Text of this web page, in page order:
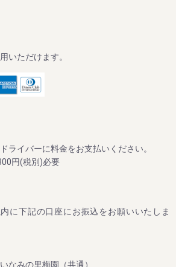
】原料価格高騰に伴う納入価格変更に
したが、本年度の青梅が近年にない
料価格の高騰、資材、運搬費、人件費
などにより、価格の見直しを余儀なく
た。
お願い事ではございますが、2024年
格改正（値上げ）を行わせていただき
くださいますようお願い申し上げま
いただけます。
ライバーに料金をお支払いください。
円(税別)必要
に下記の口座にお振込をお願いいたしま
なみの里梅園（共通）